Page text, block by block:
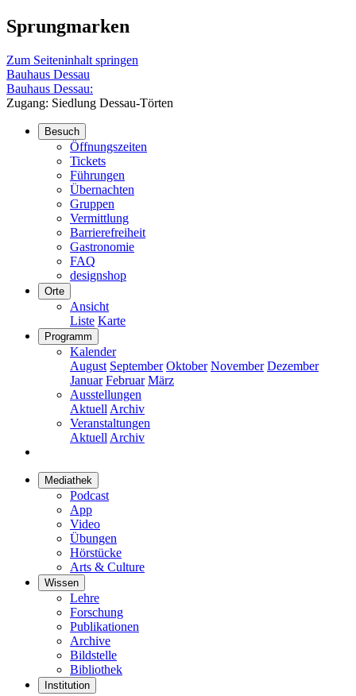
Sprungmarken
Zum Seiteninhalt springen
Bauhaus Dessau
Bauhaus Dessau:
Zugang: Siedlung Dessau-Törten
Besuch
Öffnungszeiten
Tickets
Führungen
Übernachten
Gruppen
Vermittlung
Barrierefreiheit
Gastronomie
FAQ
designshop
Orte
Ansicht
Liste Karte
Programm
Kalender
August September Oktober November Dezember
Januar Februar März
Ausstellungen
Aktuell Archiv
Veranstaltungen
Aktuell Archiv
Mediathek
Podcast
App
Video
Übungen
Hörstücke
Arts & Culture
Wissen
Lehre
Forschung
Publikationen
Archive
Bildstelle
Bibliothek
Institution